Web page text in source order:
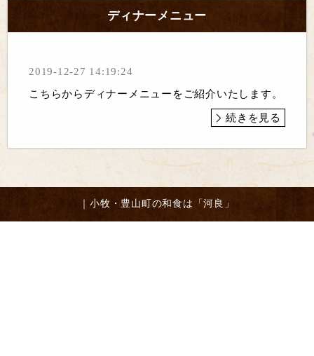
ディナーメニュー
2019-12-27 14:19:24
こちらからディナーメニューをご紹介いたします。
続きを見る
｜小牧・豊山町の和食は「河良」